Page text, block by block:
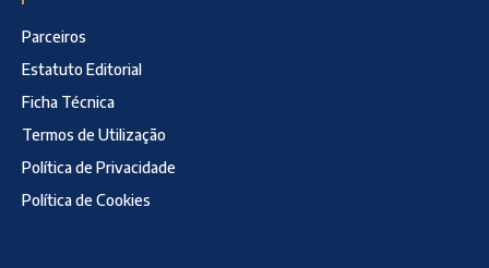
Parceiros
Estatuto Editorial
Ficha Técnica
Termos de Utilização
Política de Privacidade
Política de Cookies